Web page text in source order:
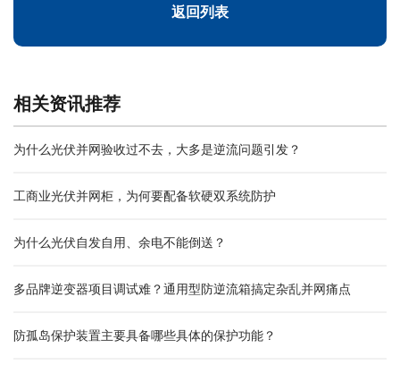
返回列表
相关资讯推荐
为什么光伏并网验收过不去，大多是逆流问题引发？
工商业光伏并网柜，为何要配备软硬双系统防护
为什么光伏自发自用、余电不能倒送？
多品牌逆变器项目调试难？通用型防逆流箱搞定杂乱并网痛点
防孤岛保护装置主要具备哪些具体的保护功能？